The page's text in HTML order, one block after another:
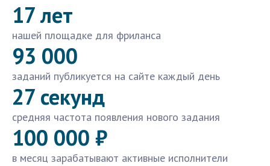
17 лет
нашей площадке для фриланса
93 000
заданий публикуется на сайте каждый день
27 секунд
средняя частота появления нового задания
100 000 ₽
в месяц зарабатывают активные исполнители